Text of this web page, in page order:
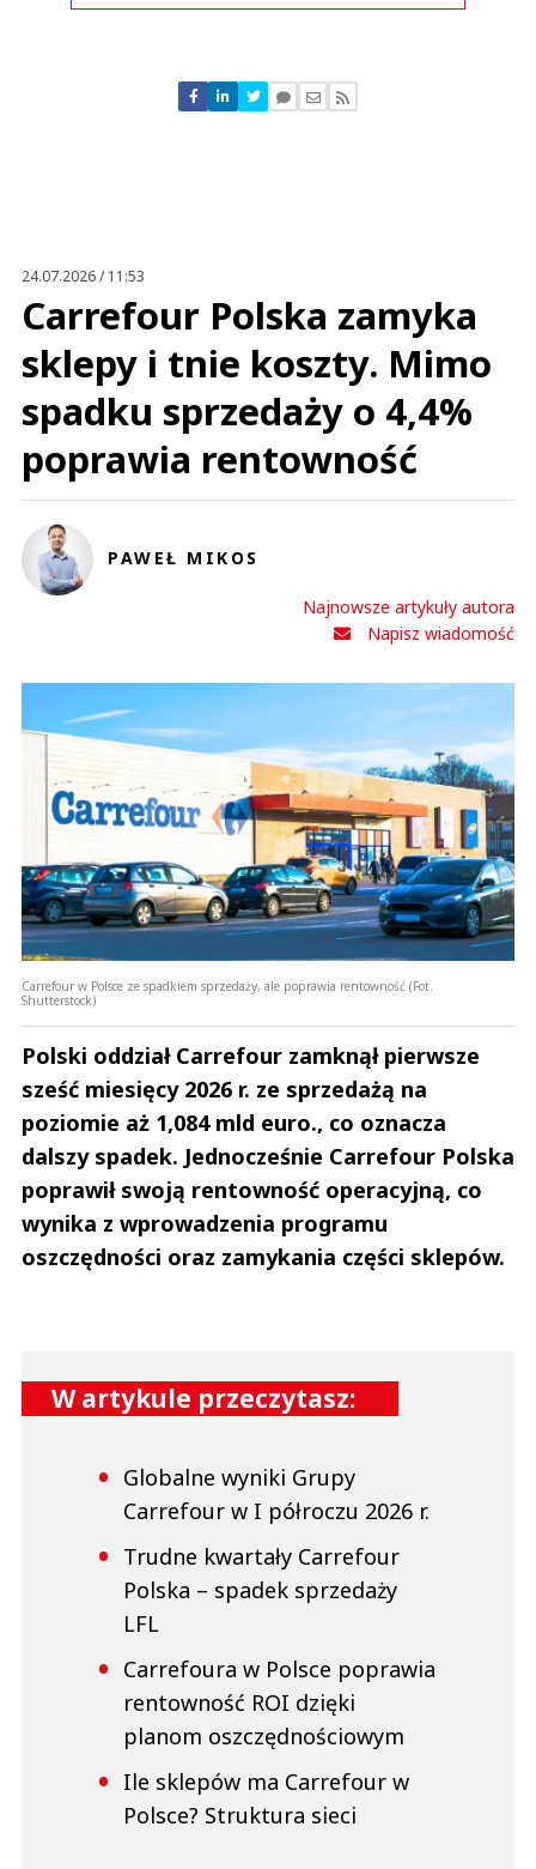
Nie znaleziono komentarzy
Zostaw swoje komentarze
24.07.2026 / 11:53
Carrefour Polska zamyka
sklepy i tnie koszty. Mimo
spadku sprzedaży o 4,4%
poprawia rentowność
PAWEŁ MIKOS
Najnowsze artykuły autora
Napisz wiadomość
Carrefour w Polsce ze spadkiem sprzedaży, ale poprawia rentowność (Fot.
Shutterstock)
Polski oddział Carrefour zamknął pierwsze
sześć miesięcy 2026 r. ze sprzedażą na
poziomie aż 1,084 mld euro., co oznacza
dalszy spadek. Jednocześnie Carrefour Polska
poprawił swoją rentowność operacyjną, co
wynika z wprowadzenia programu
oszczędności oraz zamykania części sklepów.
W artykule przeczytasz:
Globalne wyniki Grupy
Carrefour w I półroczu 2026 r.
Trudne kwartały Carrefour
Polska – spadek sprzedaży
LFL
Carrefoura w Polsce poprawia
rentowność ROI dzięki
planom oszczędnościowym
Ile sklepów ma Carrefour w
Polsce? Struktura sieci